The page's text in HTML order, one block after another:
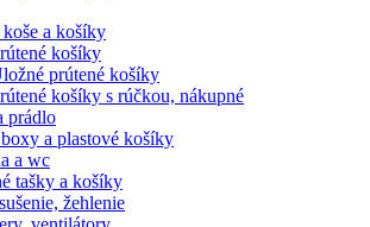
koše a košíky
košíky
prútené košíky
košíky s rúčkou, nákupné
prádlo
a plastové košíky
a wc
tašky a košíky
žehlenie